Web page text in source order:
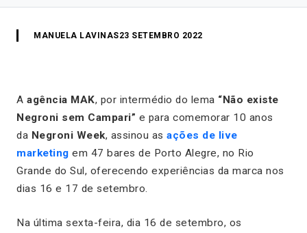
MANUELA LAVINAS23 SETEMBRO 2022
A agência MAK, por intermédio do lema “Não existe
Negroni sem Campari” e para comemorar 10 anos
da Negroni Week, assinou as ações de live
marketing em 47 bares de Porto Alegre, no Rio
Grande do Sul, oferecendo experiências da marca nos
dias 16 e 17 de setembro.
Na última sexta-feira, dia 16 de setembro, os